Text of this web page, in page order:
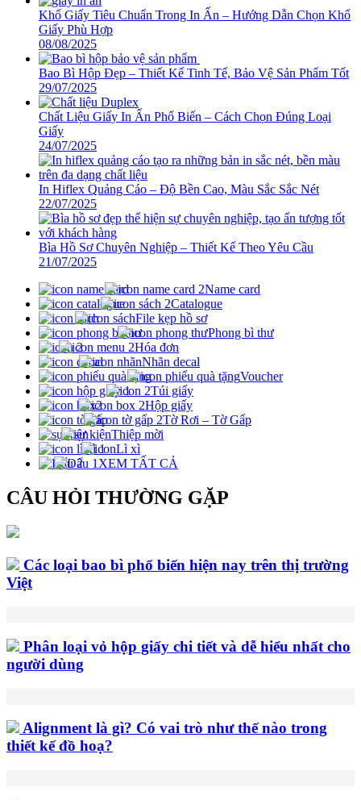
Khổ Giấy Tiêu Chuẩn Trong In Ấn – Hướng Dẫn Chọn Khổ
Giấy Phù Hợp
08/08/2025
Bao Bì Hộp Đẹp – Thiết Kế Tinh Tế, Bảo Vệ Sản Phẩm Tốt
29/07/2025
Chất Liệu Giấy In Ấn Phổ Biến – Cách Chọn Đúng Loại
Giấy
24/07/2025
In Hiflex Quảng Cáo – Độ Bền Cao, Màu Sắc Sắc Nét
22/07/2025
Bìa Hồ Sơ Chuyên Nghiệp – Thiết Kế Theo Yêu Cầu
21/07/2025
Name card
Catalogue
File kẹp hồ sơ
Phong bì thư
Hóa đơn
Nhãn decal
Voucher
Túi giấy
Hộp giấy
Tờ Rơi – Tờ Gấp
Thiệp mời
Lì xì
XEM TẤT CẢ
CÂU HỎI THƯỜNG GẶP
Các loại bao bì phổ biến hiện nay trên thị trường
Việt
Phân loại vỏ hộp giấy chi tiết và dễ hiểu nhất cho
người dùng
Alignment là gì? Có vai trò như thế nào trong
thiết kế đồ hoạ?